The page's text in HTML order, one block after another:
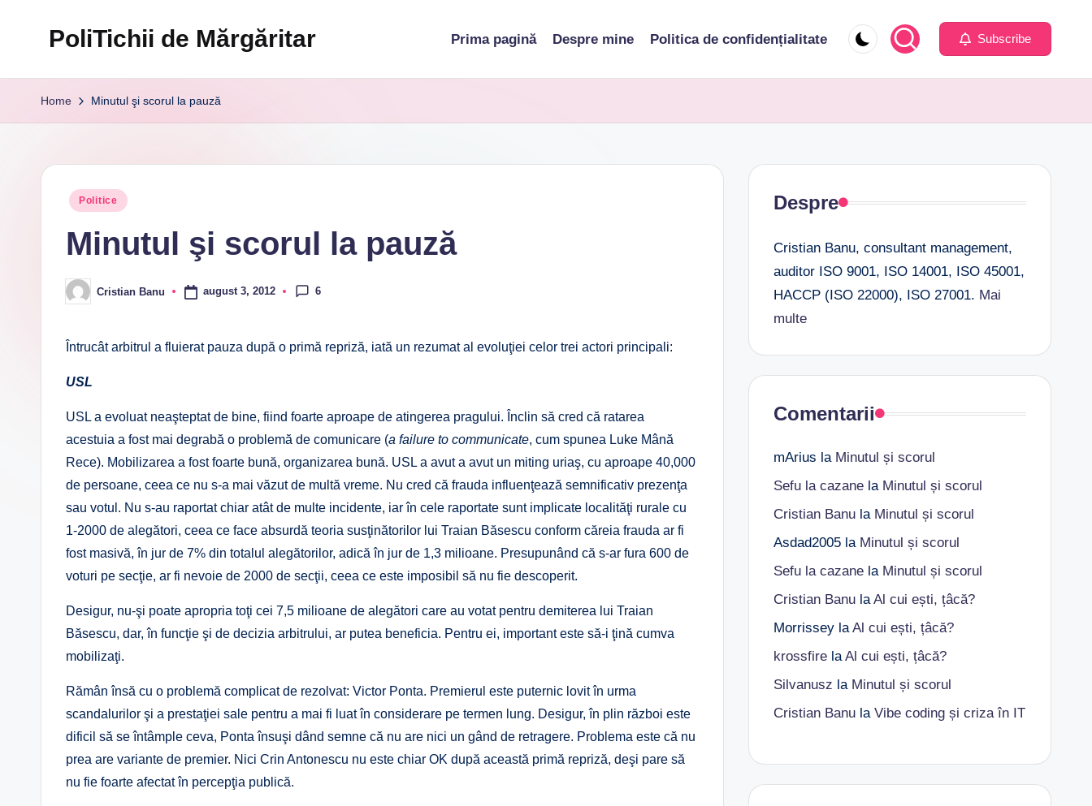
PoliTichii de Mărgăritar Prima pagină Despre mine Politica de confidențialitate Subscribe
Home Minutul şi scorul la pauză
Posted
Politice
Minutul şi scorul la pauză
Posted
by
Cristian Banu august 3, 2012 6
Întrucât arbitrul a fluierat pauza după o primă repriză, iată un rezumat al evoluţiei celor trei actori principali:
USL
USL a evoluat neaşteptat de bine, fiind foarte aproape de atingerea pragului. Înclin să cred că ratarea
acestuia a fost mai degrabă o problemă de comunicare (a failure to communicate, cum spunea Luke Mână
Rece). Mobilizarea a fost foarte bună, organizarea bună. USL a avut a avut un miting uriaş, cu aproape 40,000
de persoane, ceea ce nu s-a mai văzut de multă vreme. Nu cred că frauda influenţează semnificativ prezenţa
sau votul. Nu s-au raportat chiar atât de multe incidente, iar în cele raportate sunt implicate localităţi rurale cu
1-2000 de alegători, ceea ce face absurdă teoria susţinătorilor lui Traian Băsescu conform căreia frauda ar fi
fost masivă, în jur de 7% din totalul alegătorilor, adică în jur de 1,3 milioane. Presupunând că s-ar fura 600 de
voturi pe secţie, ar fi nevoie de 2000 de secţii, ceea ce este imposibil să nu fie descoperit.
Desigur, nu-şi poate apropria toţi cei 7,5 milioane de alegători care au votat pentru demiterea lui Traian
Băsescu, dar, în funcţie şi de decizia arbitrului, ar putea beneficia. Pentru ei, important este să-i ţină cumva
mobilizaţi.
Rămân însă cu o problemă complicat de rezolvat: Victor Ponta. Premierul este puternic lovit în urma
scandalurilor şi a prestaţiei sale pentru a mai fi luat în considerare pe termen lung. Desigur, în plin război este
dificil să se întâmple ceva, Ponta însuşi dând semne că nu are nici un gând de retragere. Problema este că nu
prea are variante de premier. Nici Crin Antonescu nu este chiar OK după această primă repriză, deşi pare să
nu fie foarte afectat în percepţia publică.
Despre
Cristian Banu, consultant management,
auditor ISO 9001, ISO 14001, ISO 45001,
HACCP (ISO 22000), ISO 27001. Mai
multe
Comentarii
mArius la Minutul și scorul
Sefu la cazanela Minutul și scorul
Cristian Banula Minutul și scorul
Asdad2005la Minutul și scorul
Sefu la cazanela Minutul și scorul
Cristian BanulaAl cui ești, țâcă?
MorrisseylaAl cui ești, țâcă?
krossfirelaAl cui ești, țâcă?
Silvanusz la Minutul și scorul
Cristian Banula Vibe coding și criza în IT